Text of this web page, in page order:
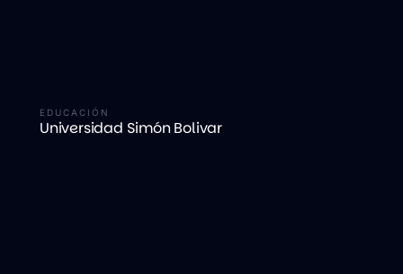
EDUCACIÓN
Universidad Simón Bolivar